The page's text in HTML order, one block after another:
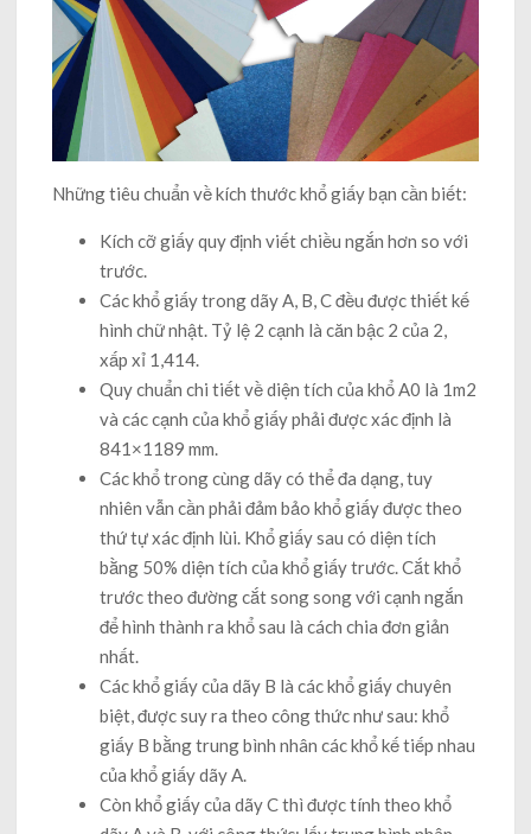
Những tiêu chuẩn về kích thước khổ giấy bạn cần biết:
Kích cỡ giấy quy định viết chiều ngắn hơn so với
trước.
Các khổ giấy trong dãy A, B, C đều được thiết kế
hình chữ nhật. Tỷ lệ 2 cạnh là căn bậc 2 của 2,
xấp xỉ 1,414.
Quy chuẩn chi tiết về diện tích của khổ A0 là 1m2
và các cạnh của khổ giấy phải được xác định là
841×1189 mm.
Các khổ trong cùng dãy có thể đa dạng, tuy
nhiên vẫn cần phải đảm bảo khổ giấy được theo
thứ tự xác định lùi. Khổ giấy sau có diện tích
bằng 50% diện tích của khổ giấy trước. Cắt khổ
trước theo đường cắt song song với cạnh ngắn
để hình thành ra khổ sau là cách chia đơn giản
nhất.
Các khổ giấy của dãy B là các khổ giấy chuyên
biệt, được suy ra theo công thức như sau: khổ
giấy B bằng trung bình nhân các khổ kế tiếp nhau
của khổ giấy dãy A.
Còn khổ giấy của dãy C thì được tính theo khổ